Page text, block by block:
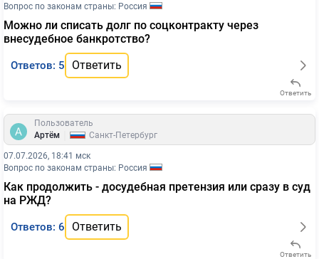
Вопрос по законам страны: Россия
Можно ли списать долг по соцконтракту через
внесудебное банкротство?
Ответов: 5 Ответить
Ответить
Пользователь
Артём
Санкт-Петербург
07.07.2026, 18:41 мск
Вопрос по законам страны: Россия
Как продолжить - досудебная претензия или сразу в суд
на РЖД?
Ответов: 6 Ответить
Ответить